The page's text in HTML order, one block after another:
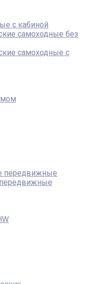
с кабиной
самоходные без
самоходные с
передвижные